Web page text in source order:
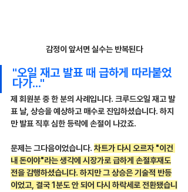
감정이 앞서면 실수는 반복된다
"오일 재고 발표 때 급하게 따라붙었
다가..."
제 회원분 중 한 분의 사례입니다. 크루드오일 재고 발
표 날, 상승을 예상하고 매수로 진입하셨습니다. 하지
만 발표 직후 심한 등락에 손절이 나갔죠.
문제는 그다음이었습니다. 차트가 다시 오르자 "이건
내 돈이야"라는 생각에 시장가로 급하게 손절후재도
전을 감행하셨습니다. 하지만 그 상승은 기술적 반등
이었고, 결국 1분도 안 되어 다시 하락세로 전환됐습니